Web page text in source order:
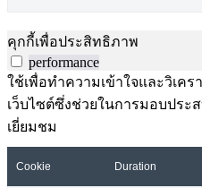
คุกกี้เพื่อประสิทธิภาพ
performance
ใช้เพื่อทำความเข้าใจและวิเค
เว็บไซต์ซึ่งช่วยในการมอบปร
เยี่ยมชม
Cookie Duration